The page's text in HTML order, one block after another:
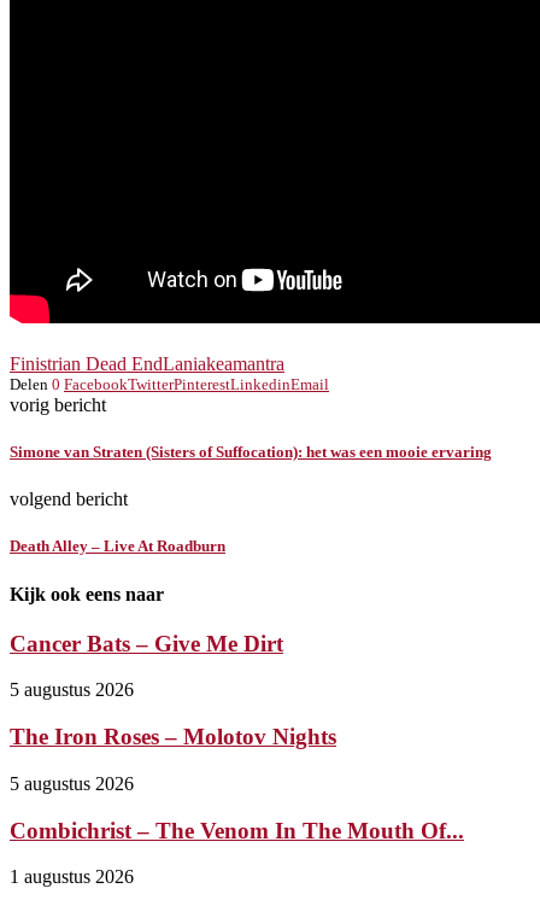
Finistrian Dead EndLaniakeamantra
Delen 0 FacebookTwitterPinterestLinkedinEmail
vorig bericht
Simone van Straten (Sisters of Suffocation): het was een mooie ervaring
volgend bericht
Death Alley – Live At Roadburn
Kijk ook eens naar
Cancer Bats – Give Me Dirt
5 augustus 2026
The Iron Roses – Molotov Nights
5 augustus 2026
Combichrist – The Venom In The Mouth Of...
1 augustus 2026